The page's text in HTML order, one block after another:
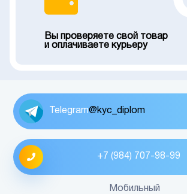
Вы проверяете свой товар
и оплачиваете курьеру
Telegram@kyc_diplom
+7 (984) 707-98-99
Мобильный